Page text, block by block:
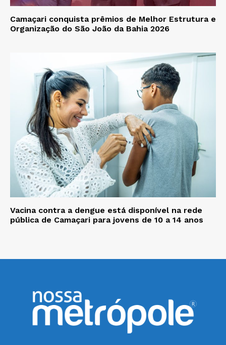
Camaçari conquista prêmios de Melhor Estrutura e
Organização do São João da Bahia 2026
Vacina contra a dengue está disponível na rede
pública de Camaçari para jovens de 10 a 14 anos